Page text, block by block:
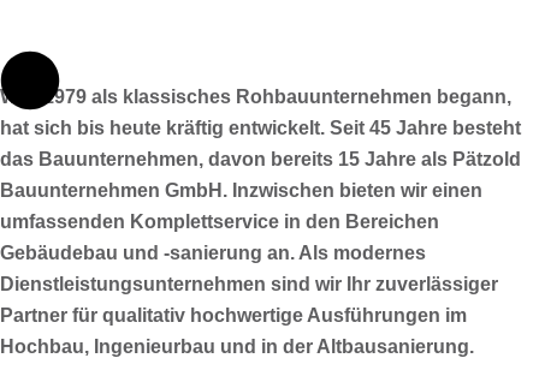
Was 1979 als klassisches Rohbauunternehmen begann,
hat sich bis heute kräftig entwickelt. Seit 45 Jahre besteht
das Bauunternehmen, davon bereits 15 Jahre als Pätzold
Bauunternehmen GmbH. Inzwischen bieten wir einen
umfassenden Komplettservice in den Bereichen
Gebäudebau und -sanierung an. Als modernes
Dienstleistungsunternehmen sind wir Ihr zuverlässiger
Partner für qualitativ hochwertige Ausführungen im
Hochbau, Ingenieurbau und in der Altbausanierung.